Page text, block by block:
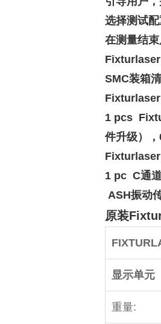
选择测试
在测量结
Fixturlaser
SMC装箱
1 pcs
件升级）
Fixturlaser
1 pc C通
ASH振动
原装
显示单元
重量: